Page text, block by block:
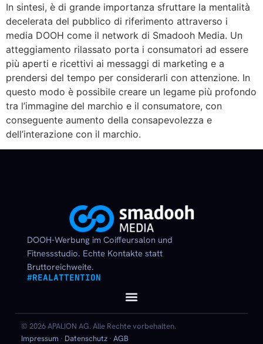
In sintesi, è di grande importanza sfruttare la mentalità
decelerata del pubblico di riferimento attraverso i
media DOOH come il network di Smadooh Media. Un
atteggiamento rilassato porta i consumatori ad essere
più aperti e ricettivi ai messaggi di marketing e a
prendersi del tempo per considerarli con attenzione. In
questo modo è possibile creare un legame più profondo
tra l’immagine del marchio e il consumatore, con
conseguente aumento della consapevolezza e
dell’interazione con il marchio.
DOOH-Werbung im Coiffeursalon und
Fitnessstudio. Echte Kontakte statt
Bruttoreichweite.
#REALATTENTION
© 2026 APALION AG. Alle Rechte vorbehalten.
Impressum · Datenschutz · AGB